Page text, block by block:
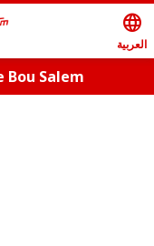
language
العربية
Bou Salem